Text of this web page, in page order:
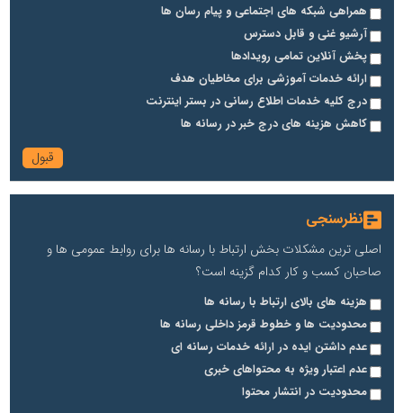
همراهی شبکه های اجتماعی و پیام رسان ها
آرشیو غنی و قابل دسترس
پخش آنلاین تمامی رویدادها
ارائه خدمات آموزشی برای مخاطیان هدف
درج کلیه خدمات اطلاع رسانی در بستر اینترنت
کاهش هزینه های درج خبر در رسانه ها
نظرسنجی
اصلی ترین مشکلات بخش ارتباط با رسانه ها برای روابط عمومی ها و
صاحبان کسب و کار کدام گزینه است؟
هزینه های بالای ارتباط با رسانه ها
محدودیت ها و خطوط قرمز داخلی رسانه ها
عدم داشتن ایده در ارائه خدمات رسانه ای
عدم اعتبار ویژه به محتواهای خبری
محدودیت در انتشار محتوا